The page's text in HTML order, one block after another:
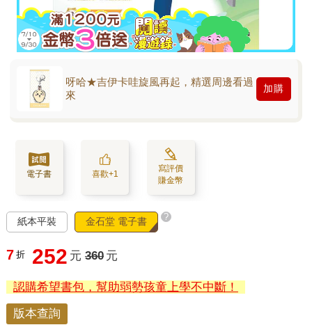
呀哈★吉伊卡哇旋風再起，精選周邊看過
來
加購
電子書 喜歡+1
寫評價
賺金幣
紙本平裝 金石堂 電子書 ?
7 折 252 元 360 元
認購希望書包，幫助弱勢孩童上學不中斷！
版本查詢